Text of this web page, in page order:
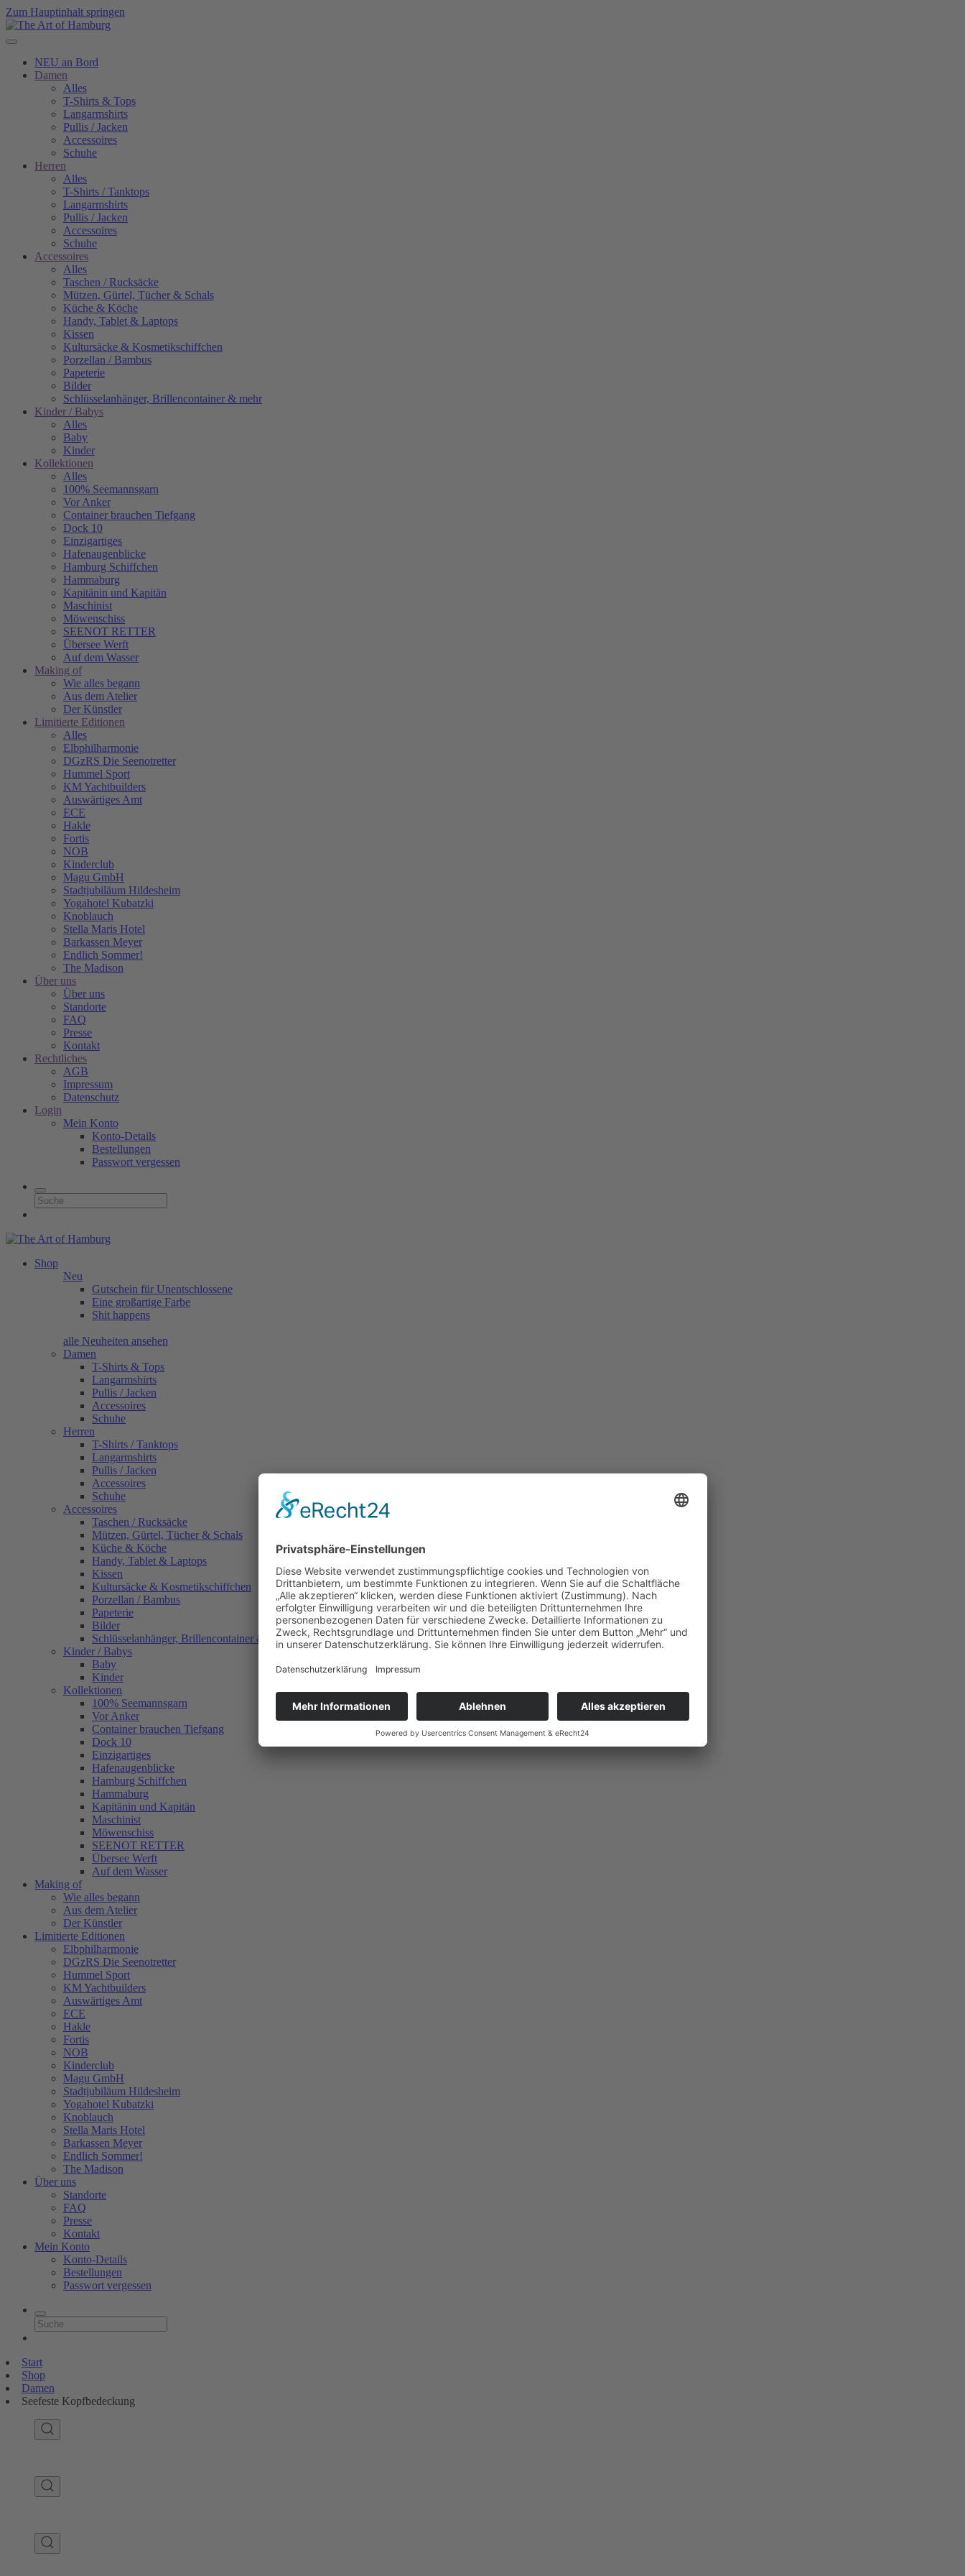
Zum Hauptinhalt springen
NEU an Bord
Damen
Alles
T-Shirts & Tops
Langarmshirts
Pullis / Jacken
Accessoires
Schuhe
Herren
Alles
T-Shirts / Tanktops
Langarmshirts
Pullis / Jacken
Accessoires
Schuhe
Accessoires
Alles
Taschen / Rucksäcke
Mützen, Gürtel, Tücher & Schals
Küche & Köche
Handy, Tablet & Laptops
Kissen
Kultursäcke & Kosmetikschiffchen
Porzellan / Bambus
Papeterie
Bilder
Schlüsselanhänger, Brillencontainer & mehr
Kinder / Babys
Alles
Baby
Kinder
Kollektionen
Alles
100% Seemannsgarn
Vor Anker
Container brauchen Tiefgang
Dock 10
Einzigartiges
Hafenaugen­blicke
Hamburg Schiffchen
Hammaburg
Kapitänin und Kapitän
Maschinist
Möwenschiss
SEENOT RETTER
Übersee Werft
Auf dem Wasser
Making of
Wie alles begann
Aus dem Atelier
Der Künstler
Limitierte Editionen
Alles
Elbphilharmonie
DGzRS Die Seenotretter
Hummel Sport
KM Yachtbuilders
Auswärtiges Amt
ECE
Hakle
Fortis
NOB
Kinderclub
Magu GmbH
Stadtjubiläum Hildesheim
Yogahotel Kubatzki
Knoblauch
Stella Maris Hotel
Barkassen Meyer
Endlich Sommer!
The Madison
Über uns
Über uns
Standorte
FAQ
Presse
Kontakt
Rechtliches
AGB
Impressum
Datenschutz
Login
Mein Konto
Konto-Details
Bestellungen
Passwort vergessen
Shop
Neu
Gutschein für Unentschlossene
Eine großartige Farbe
Shit happens
alle Neuheiten ansehen
Damen
T-Shirts & Tops
Langarmshirts
Pullis / Jacken
Accessoires
Schuhe
Herren
T-Shirts / Tanktops
Langarmshirts
Pullis / Jacken
Accessoires
Schuhe
Accessoires
Taschen / Rucksäcke
Mützen, Gürtel, Tücher & Schals
Küche & Köche
Handy, Tablet & Laptops
Kissen
Kultursäcke & Kosmetikschiffchen
Porzellan / Bambus
Papeterie
Bilder
Schlüsselanhänger, Brillencontainer & mehr
Kinder / Babys
Baby
Kinder
Kollektionen
100% Seemannsgarn
Vor Anker
Container brauchen Tiefgang
Dock 10
Einzigartiges
Hafenaugen­blicke
Hamburg Schiffchen
Hammaburg
Kapitänin und Kapitän
Maschinist
Möwenschiss
SEENOT RETTER
Übersee Werft
Auf dem Wasser
Making of
Wie alles begann
Aus dem Atelier
Der Künstler
Limitierte Editionen
Elbphilharmonie
DGzRS Die Seenotretter
Hummel Sport
KM Yachtbuilders
Auswärtiges Amt
ECE
Hakle
Fortis
NOB
Kinderclub
Magu GmbH
Stadtjubiläum Hildesheim
Yogahotel Kubatzki
Knoblauch
Stella Maris Hotel
Barkassen Meyer
Endlich Sommer!
The Madison
Über uns
Standorte
FAQ
Presse
Kontakt
Mein Konto
Konto-Details
Bestellungen
Passwort vergessen
Start
Shop
Damen
Seefeste Kopfbedeckung